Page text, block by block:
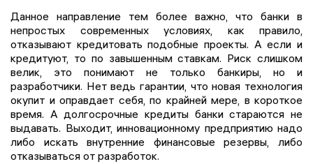
Данное направление тем более важно, что банки в
непростых современных условиях, как правило,
отказывают кредитовать подобные проекты. А если и
кредитуют, то по завышенным ставкам. Риск слишком
велик, это понимают не только банкиры, но и
разработчики. Нет ведь гарантии, что новая технология
окупит и оправдает себя, по крайней мере, в короткое
время. А долгосрочные кредиты банки стараются не
выдавать. Выходит, инновационному предприятию надо
либо искать внутренние финансовые резервы, либо
отказываться от разработок.